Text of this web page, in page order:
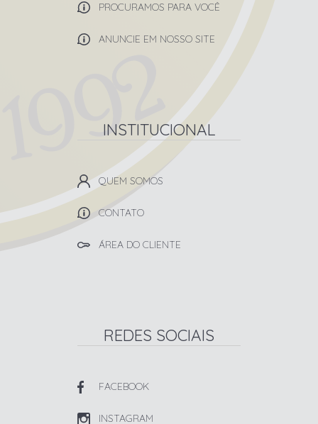
PROCURAMOS PARA VOCÊ
ANUNCIE EM NOSSO SITE
INSTITUCIONAL
QUEM SOMOS
CONTATO
ÁREA DO CLIENTE
REDES SOCIAIS
FACEBOOK
INSTAGRAM